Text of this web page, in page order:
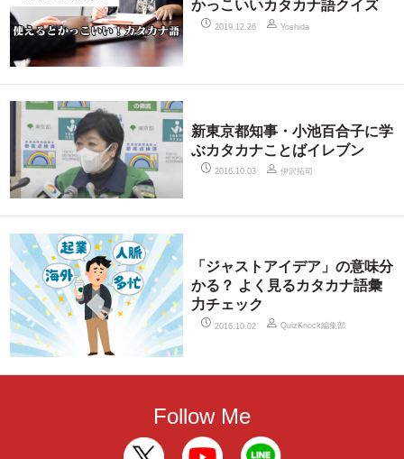
かっこいいカタカナ語クイズ
2019.12.26 Yoshida
新東京都知事・小池百合子に学
ぶカタカナことばイレブン
2016.10.03 伊沢拓司
「ジャストアイデア」の意味分
かる？ よく見るカタカナ語彙
力チェック
2016.10.02 QuizKnock編集部
Follow Me